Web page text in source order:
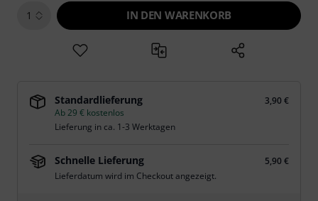
1 IN DEN WARENKORB
Standardlieferung
3,90 €
Ab 29 € kostenlos
Lieferung in ca. 1-3 Werktagen
Schnelle Lieferung
5,90 €
Lieferdatum wird im Checkout angezeigt.